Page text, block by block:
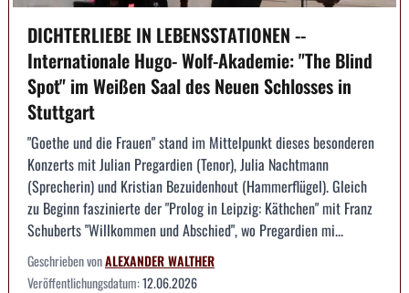
DICHTERLIEBE IN LEBENSSTATIONEN --
Internationale Hugo- Wolf-Akademie: "The Blind
Spot" im Weißen Saal des Neuen Schlosses in
Stuttgart
"Goethe und die Frauen" stand im Mittelpunkt dieses besonderen
Konzerts mit Julian Pregardien (Tenor), Julia Nachtmann
(Sprecherin) und Kristian Bezuidenhout (Hammerflügel). Gleich
zu Beginn faszinierte der "Prolog in Leipzig: Käthchen" mit Franz
Schuberts "Willkommen und Abschied", wo Pregardien mi...
Geschrieben vonALEXANDER WALTHER
Veröffentlichungsdatum:12.06.2026